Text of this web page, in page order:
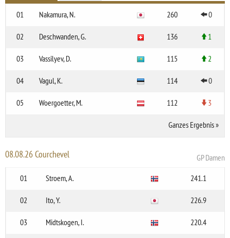
01 Nakamura, N. 260 0
02 Deschwanden, G. 136 1
03 Vassilyev, D. 115 2
04 Vagul, K. 114 0
05 Woergoetter, M. 112 3
Ganzes Ergebnis»
08.08.26 Courchevel
GP Damen
01
Stroem, A. 241.1
02 Ito, Y. 226.9
03 Midtskogen, I. 220.4